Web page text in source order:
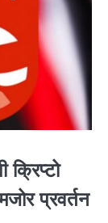
प्रवर्तन